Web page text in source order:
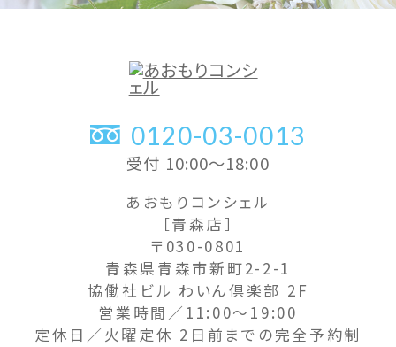
0120-03-0013
受付 10:00〜18:00
あおもりコンシェル
［青森店］
〒030-0801
青森県青森市新町2-2-1
協働社ビル わいん倶楽部 2F
営業時間／11:00〜19:00
定休日／火曜定休 2日前までの完全予約制